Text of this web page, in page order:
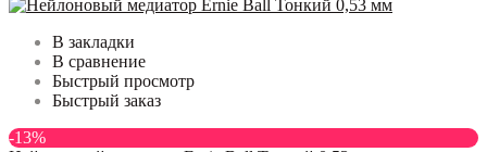
В закладки
В сравнение
Быстрый просмотр
Быстрый заказ
-13%